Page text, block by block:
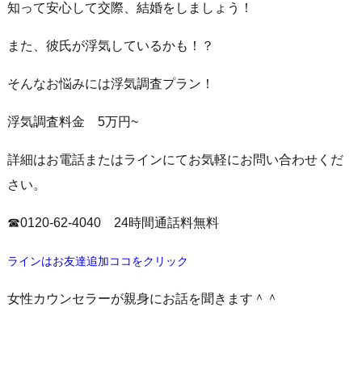
知って安心して交際、結婚をしましょう！
また、彼氏が浮気しているかも！？
そんなお悩みには浮気調査プラン！
浮気調査料金 5万円~
詳細はお電話またはラインにてお気軽にお問い合わせくだ
さい。
☎0120-62-4040 24時間通話料無料
ラインはお友達追加ココをクリック
女性カウンセラーが親身にお話を聞きます＾＾